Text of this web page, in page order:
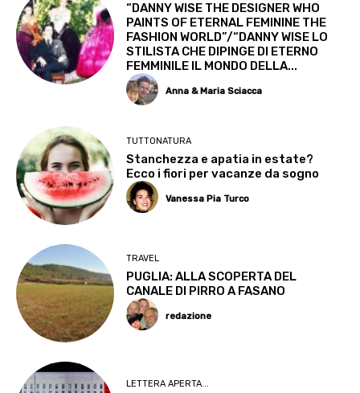
“DANNY WISE THE DESIGNER WHO
PAINTS OF ETERNAL FEMININE THE
FASHION WORLD”/“DANNY WISE LO
STILISTA CHE DIPINGE DI ETERNO
FEMMINILE IL MONDO DELLA...
Anna & Maria Sciacca
TUTTONATURA
Stanchezza e apatia in estate?
Ecco i fiori per vacanze da sogno
Vanessa Pia Turco
TRAVEL
PUGLIA: ALLA SCOPERTA DEL
CANALE DI PIRRO A FASANO
redazione
LETTERA APERTA...